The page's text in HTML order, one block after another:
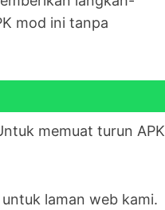
mod ini tanpa
memuat turun APK
laman web kami.